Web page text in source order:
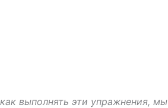
выполнять эти упражнения, мы